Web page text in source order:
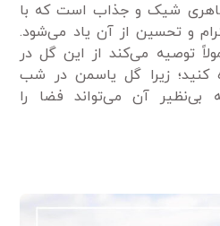
شیک و جذاب است که با
و تحسین از آن یاد می‌شود.
توصیه می‌کند از این گل در
کنید؛ زیرا گل یاسمن در شب
بی‌نظیر آن می‌تواند فضا را